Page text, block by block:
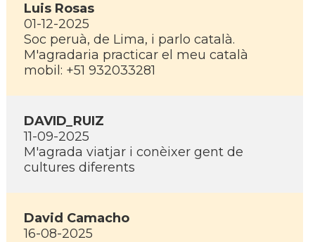
Luis Rosas
01-12-2025
Soc peruà, de Lima, i parlo català.
M'agradaria practicar el meu català
mobil: +51 932033281
DAVID_RUIZ
11-09-2025
M'agrada viatjar i conèixer gent de
cultures diferents
David Camacho
16-08-2025